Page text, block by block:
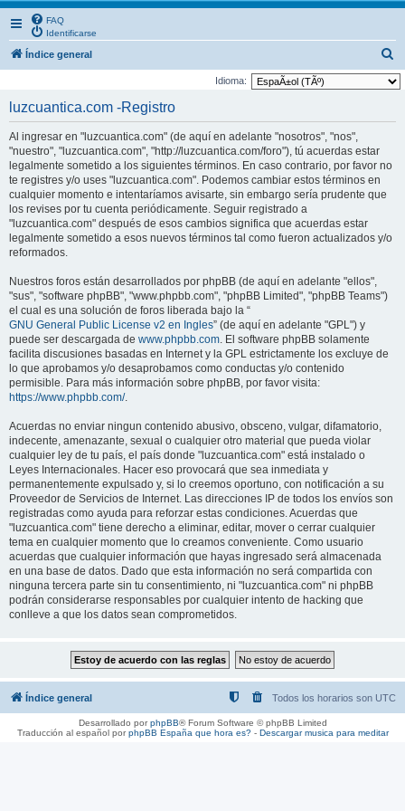
FAQ
Identificarse
Índice general
u
Idioma:
luzcuantica.com -Registro
Al ingresar en "luzcuantica.com" (de aquí en adelante "nosotros", "nos",
"nuestro", "luzcuantica.com", "http://luzcuantica.com/foro"), tú acuerdas estar
legalmente sometido a los siguientes términos. En caso contrario, por favor no
te registres y/o uses "luzcuantica.com". Podemos cambiar estos términos en
cualquier momento e intentaríamos avisarte, sin embargo sería prudente que
los revises por tu cuenta periódicamente. Seguir registrado a
"luzcuantica.com" después de esos cambios significa que acuerdas estar
legalmente sometido a esos nuevos términos tal como fueron actualizados y/o
reformados.
Nuestros foros están desarrollados por phpBB (de aquí en adelante "ellos",
"sus", "software phpBB", "www.phpbb.com", "phpBB Limited", "phpBB Teams")
el cual es una solución de foros liberada bajo la “
GNU General Public License v2 en Ingles” (de aquí en adelante "GPL") y
puede ser descargada de www.phpbb.com. El software phpBB solamente
facilita discusiones basadas en Internet y la GPL estrictamente los excluye de
lo que aprobamos y/o desaprobamos como conductas y/o contenido
permisible. Para más información sobre phpBB, por favor visita:
https://www.phpbb.com/.
Acuerdas no enviar ningun contenido abusivo, obsceno, vulgar, difamatorio,
indecente, amenazante, sexual o cualquier otro material que pueda violar
cualquier ley de tu país, el país donde "luzcuantica.com" está instalado o
Leyes Internacionales. Hacer eso provocará que sea inmediata y
permanentemente expulsado y, si lo creemos oportuno, con notificación a su
Proveedor de Servicios de Internet. Las direcciones IP de todos los envíos son
registradas como ayuda para reforzar estas condiciones. Acuerdas que
"luzcuantica.com" tiene derecho a eliminar, editar, mover o cerrar cualquier
tema en cualquier momento que lo creamos conveniente. Como usuario
acuerdas que cualquier información que hayas ingresado será almacenada
en una base de datos. Dado que esta información no será compartida con
ninguna tercera parte sin tu consentimiento, ni "luzcuantica.com" ni phpBB
podrán considerarse responsables por cualquier intento de hacking que
conlleve a que los datos sean comprometidos.
Índice general Todos los horarios son UTC
Desarrollado porphpBB® Forum Software © phpBB Limited
Traducción al español porphpBB España que hora es?- Descargar musica para meditar